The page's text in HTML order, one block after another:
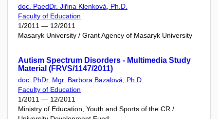
doc. PaedDr. Jiřina Klenková, Ph.D.
Faculty of Education
1/2011 — 12/2011
Masaryk University / Grant Agency of Masaryk University
Autism Spectrum Disorders - Multimedia Study
Material (FRVS/1147/2011)
doc. PhDr. Mgr. Barbora Bazalová, Ph.D.
Faculty of Education
1/2011 — 12/2011
Ministry of Education, Youth and Sports of the CR /